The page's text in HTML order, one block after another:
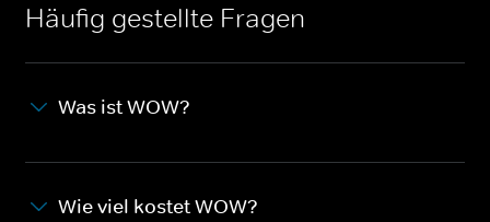
Häufig gestellte Fragen
Was ist WOW?
Wie viel kostet WOW?